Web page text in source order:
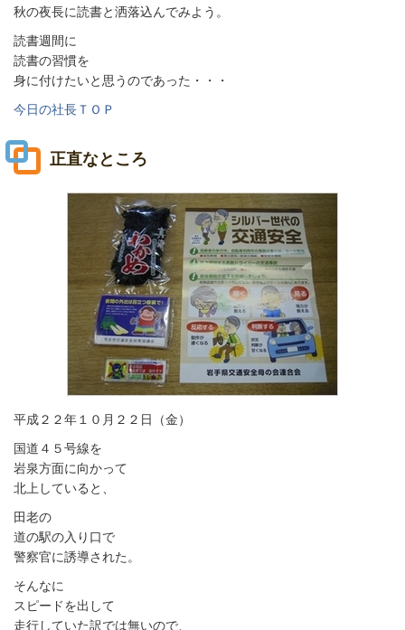
秋の夜長に読書と洒落込んでみよう。
読書週間に
読書の習慣を
身に付けたいと思うのであった・・・
今日の社長ＴＯＰ
正直なところ
平成２２年１０月２２日（金）
国道４５号線を
岩泉方面に向かって
北上していると、
田老の
道の駅の入り口で
警察官に誘導された。
そんなに
スピードを出して
走行していた訳では無いので、